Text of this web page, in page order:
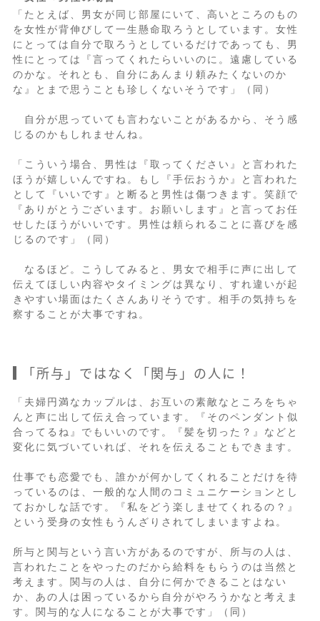
「たとえば、男女が同じ部屋にいて、高いところのもの
を女性が背伸びして一生懸命取ろうとしています。女性
にとっては自分で取ろうとしているだけであっても、男
性にとっては『言ってくれたらいいのに。遠慮している
のかな。それとも、自分にあんまり頼みたくないのか
な』とまで思うことも珍しくないそうです」（同）
自分が思っていても言わないことがあるから、そう感
じるのかもしれませんね。
「こういう場合、男性は『取ってください』と言われた
ほうが嬉しいんですね。もし『手伝おうか』と言われた
として『いいです』と断ると男性は傷つきます。笑顔で
『ありがとうございます。お願いします』と言ってお任
せしたほうがいいです。男性は頼られることに喜びを感
じるのです」（同）
なるほど。こうしてみると、男女で相手に声に出して
伝えてほしい内容やタイミングは異なり、すれ違いが起
きやすい場面はたくさんありそうです。相手の気持ちを
察することが大事ですね。
「所与」ではなく「関与」の人に！
「夫婦円満なカップルは、お互いの素敵なところをちゃ
んと声に出して伝え合っています。『そのペンダント似
合ってるね』でもいいのです。『髪を切った？』などと
変化に気づいていれば、それを伝えることもできます。
仕事でも恋愛でも、誰かが何かしてくれることだけを待
っているのは、一般的な人間のコミュニケーションとし
ておかしな話です。『私をどう楽しませてくれるの？』
という受身の女性もうんざりされてしまいますよね。
所与と関与という言い方があるのですが、所与の人は、
言われたことをやったのだから給料をもらうのは当然と
考えます。関与の人は、自分に何かできることはない
か、あの人は困っているから自分がやろうかなと考えま
す。関与的な人になることが大事です」（同）